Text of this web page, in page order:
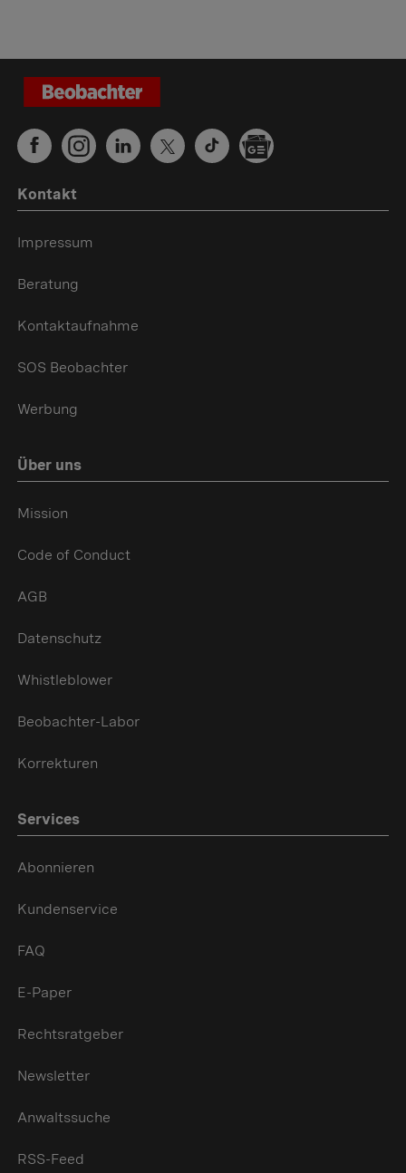
Kontakt
Impressum
Beratung
Kontaktaufnahme
SOS Beobachter
Werbung
Über uns
Mission
Code of Conduct
AGB
Datenschutz
Whistleblower
Beobachter-Labor
Korrekturen
Services
Abonnieren
Kundenservice
FAQ
E-Paper
Rechtsratgeber
Newsletter
Anwaltssuche
RSS-Feed